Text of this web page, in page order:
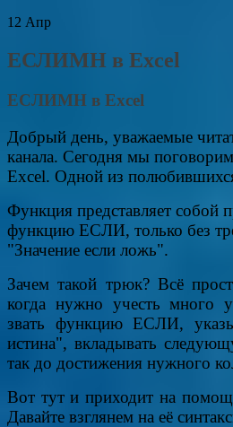
12 Апр
ЕСЛИМН в Excel
ЕСЛИМН в Excel
Добрый день, уважаемые
канала. Сегодня мы
Excel. Одной из
Функция представляет собой
функцию ЕСЛИ, только без
"Значение если ложь".
Зачем такой трюк? Всё
когда нужно учесть много
звать функцию ЕСЛИ,
истина", вкладывать
так до достижения нужного
Вот тут и приходит на
Давайте взглянем на её